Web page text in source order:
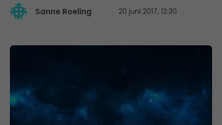
Sanne Roeling 20 juni 2017, 12:30